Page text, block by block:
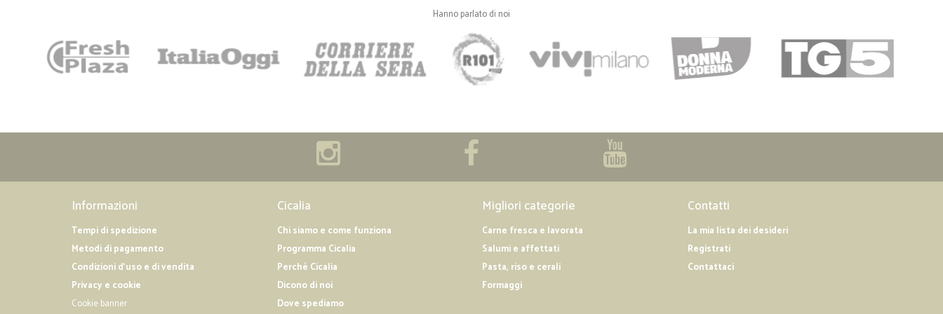
Puntualità e ottimo servizio
Puntualità e ottimo servizio
Hanno parlato di noi
Informazioni
Tempi di spedizione
Metodi di pagamento
Condizioni d'uso e di vendita
Privacy e cookie
Cookie banner
Cicalia
Chi siamo e come funziona
Programma Cicalia
Perché Cicalia
Dicono di noi
Dove spediamo
Migliori categorie
Carne fresca e lavorata
Salumi e affettati
Pasta, riso e cerali
Formaggi
Contatti
La mia lista dei desideri
Registrati
Contattaci